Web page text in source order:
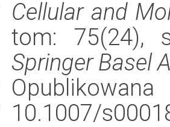
Cellular and
tom: 75(24),
Springer Basel
Opublikowana
10.1007/